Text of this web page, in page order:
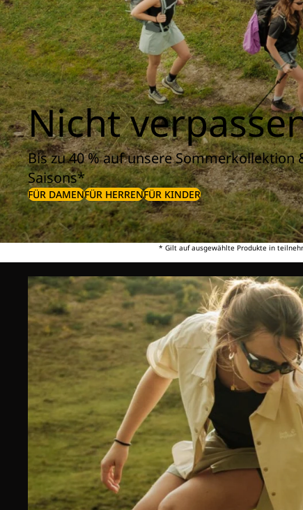
Nicht
Bis zu 40 % auf unsere Sommerkollektion
Saisons*
FÜR DAMENFÜR HERRENFÜR KINDER
* Gilt auf ausgewählte Produkte in